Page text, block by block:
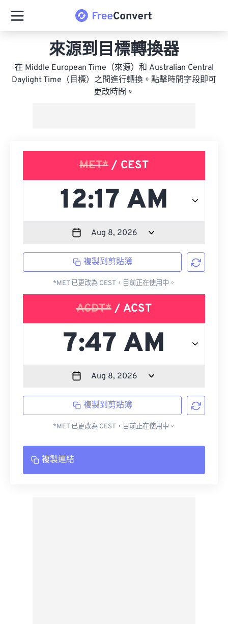
來源到目標轉換器
在 Middle European Time（來源）和 Australian Central
Daylight Time（目標）之間進行轉換。點擊時間字段即可
更改時間。
MET* / CEST
複製到剪貼簿
*MET 已更改為 CEST，目前正在使用中。
ACDT* / ACST
複製到剪貼簿
*MET 已更改為 CEST，目前正在使用中。
複製連結